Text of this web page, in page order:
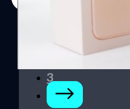
Macotakara เผยว่า Apple…
3